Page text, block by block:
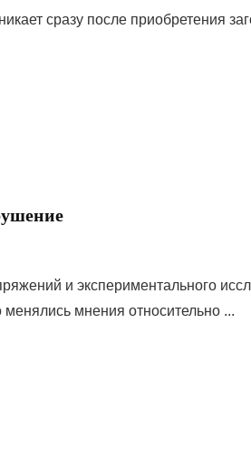
сразу после приобретения
и экспериментального
мнения относительно ...